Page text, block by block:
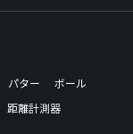
パター
ボール
距離計測器